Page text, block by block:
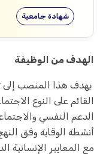
شهادة جامعية
الهدف من الوظيفة
يهدف هذا المنصب إلى
القائم على النوع
الدعم النفسي
أنشطة الوقاية وفق
مع المعايير الإنسانية